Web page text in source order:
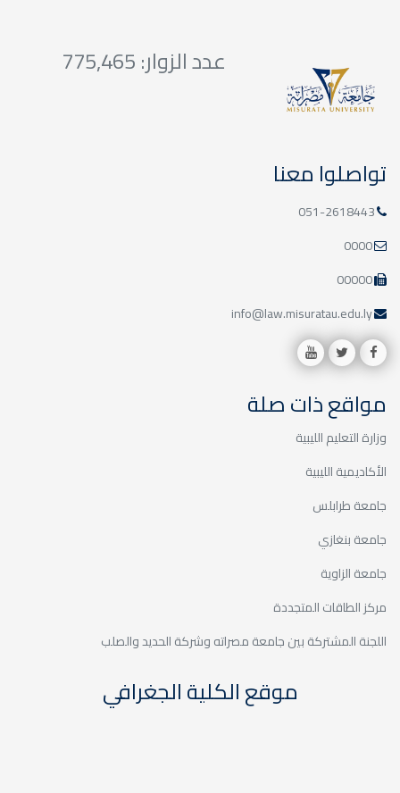
أبريل
التعديل في التسجيل
(بالحذف أو الإضافة)
13
أبريل
06
أبريل
التسجيل وتجديد القيد
24
مارس الدراسي خريف 2023-2024
عدد الزوار: 775,465
تواصلوا معنا
051-2618443
0000
00000
info@law.misuratau.edu.ly
مواقع ذات صلة
وزارة التعليم الليبية
الأكاديمية الليبية
جامعة طرابلس
جامعة بنغازي
جامعة الزاوية
مركز الطاقات المتجددة
اللجنة المشتركة بين جامعة مصراته وشركة الحديد والصلب
موقع الكلية الجغرافي